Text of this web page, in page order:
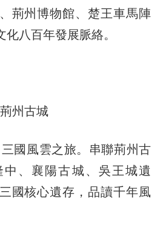
荊州博物館、楚王車馬陣
八百年發展脈絡。
荊州古城
國風雲之旅。串聯荊州古
、襄陽古城、吳王城遺
國核心遺存，品讀千年風